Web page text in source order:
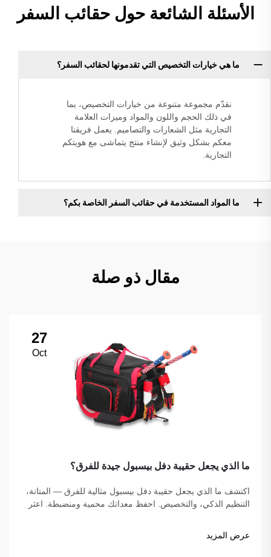
الأسئلة الشائعة حول حقائب السفر
ما هي خيارات التخصيص التي تقدمونها لحقائب السفر؟
نقدّم مجموعة متنوعة من خيارات التخصيص، بما
في ذلك الحجم واللون والمواد وميزات العلامة
التجارية مثل الشعارات والتصاميم. يعمل فريقنا
معكم بشكل وثيق لإنشاء منتج يتماشى مع هويتكم
التجارية.
ما المواد المستخدمة في حقائب السفر الخاصة بكم؟
مقال ذو صلة
27
Oct
ما الذي يجعل حقيبة دفل بيسبول جيدة للفرق؟
اكتشف ما الذي يجعل حقيبة دفل بيسبول مثالية للفرق — المتانة،
التنظيم الذكي، والتخصيص. احفظ معداتك محمية ومنضبطة. اعثر
عرض المزيد